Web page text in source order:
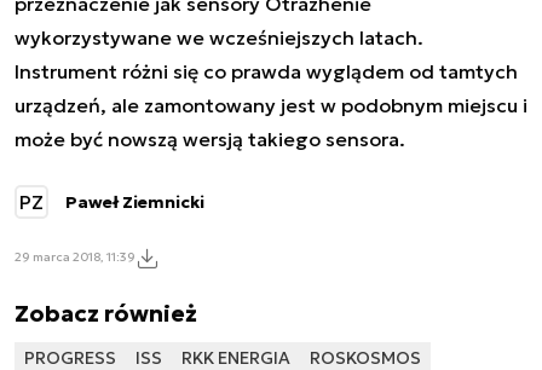
wykorzystywane we wcześniejszych latach.
Instrument różni się co prawda wyglądem od tamtych
urządzeń, ale zamontowany jest w podobnym miejscu i
może być nowszą wersją takiego sensora.
PZ Paweł Ziemnicki
29 marca 2018, 11:39
Zobacz również
PROGRESS ISS RKK ENERGIA ROSKOSMOS